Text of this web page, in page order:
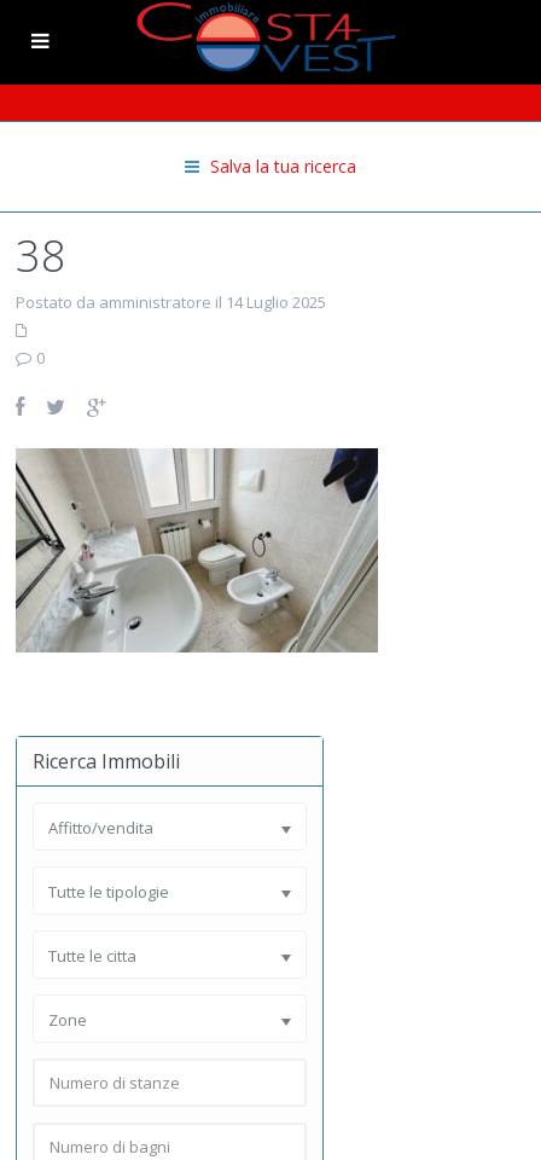
Salva la tua ricerca
38
Postato da amministratore il 14 Luglio 2025
0
Ricerca Immobili
Affitto/vendita
Tutte le tipologie
Tutte le citta
Zone